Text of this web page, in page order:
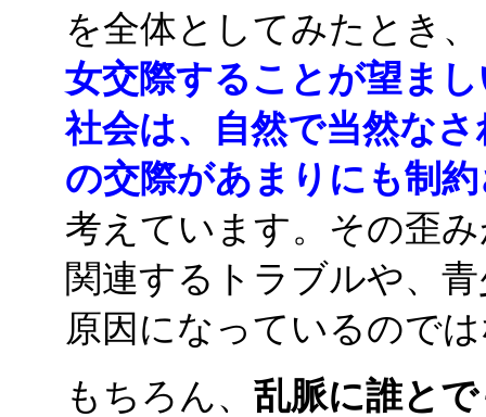
を全体としてみたとき、
女交際することが望ま
社会は、自然で当然な
の交際があまりにも制
考えています。その歪
関連するトラブルや、
原因になっているので
もちろん、 乱脈に誰と